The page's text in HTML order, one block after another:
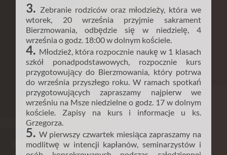
3. Zebranie rodziców oraz młodzieży, która we
wtorek, 20 września przyjmie sakrament
Bierzmowania, odbędzie się w niedzielę, 4
września o godz. 18:00 w dolnym kościele.
4. Młodzież, która rozpocznie naukę w 1 klasach
szkół ponadpodstawowych, rozpocznie kurs
przygotowujący do Bierzmowania, który potrwa
do września przyszłego roku. W ramach spotkań
przygotowujących zapraszamy najpierw we
wrześniu na Msze niedzielne o godz. 17 w dolnym
kościele. Zapisy na kurs i informacje u ks.
Grzegorza.
5. W pierwszy czwartek miesiąca zapraszamy na
modlitwę w intencji kapłanów, seminarzystów i